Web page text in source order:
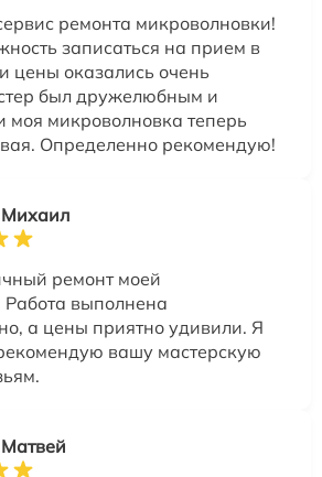
ремонта микроволновки!
записаться на прием в
цены оказались очень
был дружелюбным и
моя микроволновка теперь
Определенно рекомендую!
Михаил
ремонт моей
выполнена
а цены приятно удивили. Я
вашу мастерскую